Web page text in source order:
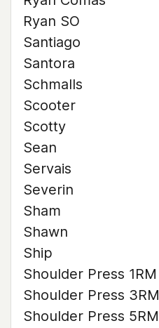
Ryan SO
Santiago
Santora
Schmalls
Scooter
Scotty
Sean
Servais
Severin
Sham
Shawn
Ship
Shoulder Press 1RM
Shoulder Press 3RM
Shoulder Press 5RM